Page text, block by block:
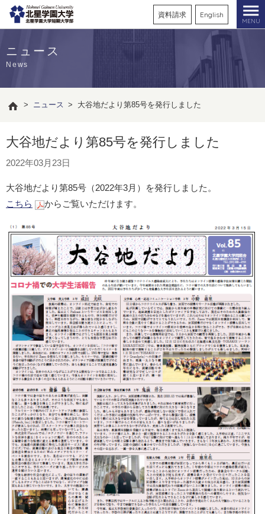
資料請求 English
MENU
ニュース
News
> ニュース > 大谷地だより第85号を発行しました
大谷地だより第85号を発行しました
2022年03月23日
大谷地だより第85号（2022年3月）を発行しました。
こちら
からご覧いただけます。